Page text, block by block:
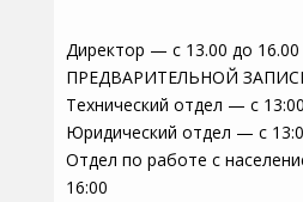
Директор — с 13.00 до
ПРЕДВАРИТЕЛЬНОЙ
Технический отдел — с
Юридический отдел — с
Отдел по работе с
16:00